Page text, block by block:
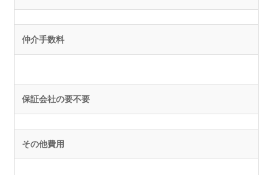
仲介手数料
保証会社の要不要
その他費用